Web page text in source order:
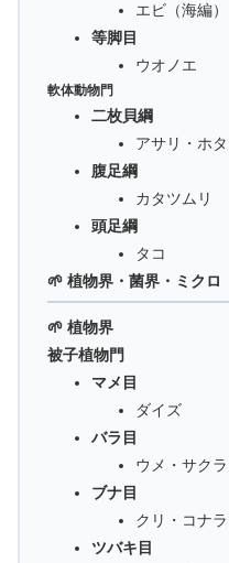
エビ（海編
等脚目
ウオノエ
軟体動物門
二枚貝綱
アサリ・ホ
腹足綱
カタツムリ
頭足綱
タコ
🌱 植物界・菌界・ミクロ
🌱 植物界
被子植物門
マメ目
ダイズ
バラ目
ウメ・サクラ
ブナ目
クリ・コナ
ツバキ目